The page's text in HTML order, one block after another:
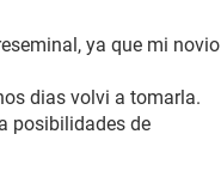
ya que mi novio
dias volvi a tomarla.
posibilidades de